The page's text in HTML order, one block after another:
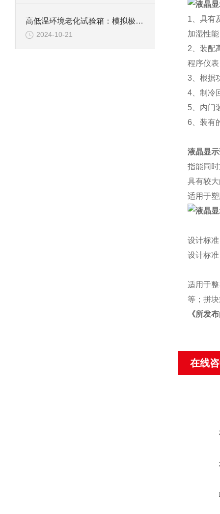
高低温环境老化试验箱：模拟极限环境的测试利器
2024-10-21
1、具有
加湿性
2、装配
程序仪
3、根据
4、制冷
5、内门
6、装有
液晶显
指能同
具有较
适用于
设计标准
设计标
适用于
等；拼
《所发
在线